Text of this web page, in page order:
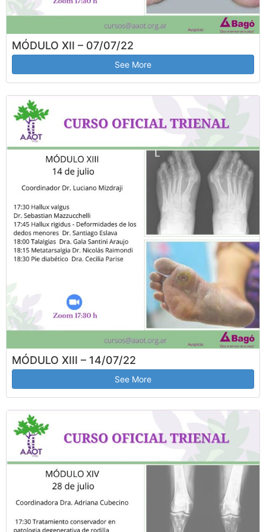
MÓDULO XII – 07/07/22
See More
MÓDULO XIII – 14/07/22
See More